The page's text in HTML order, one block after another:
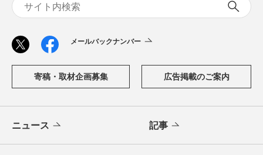
メールバックナンバー
寄稿・取材企画募集 広告掲載のご案内
ニュース 記事